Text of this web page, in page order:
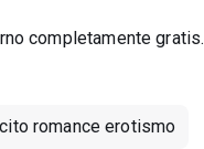
completamente gratis.
romance erotismo